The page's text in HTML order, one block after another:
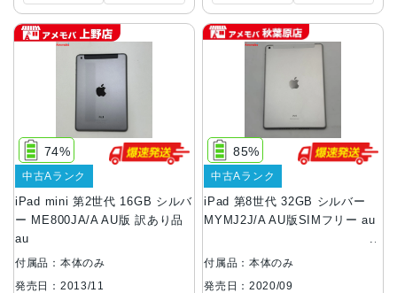
iPad mini 第2世代 16GB シルバ
ー ME800JA/A AU版 訳あり品
au
74%
中古Aランク
付属品：本体のみ
発売日：2013/11
iPad 第8世代 32GB シルバー
MYMJ2J/A AU版SIMフリー au
85%
中古Aランク
付属品：本体のみ
発売日：2020/09